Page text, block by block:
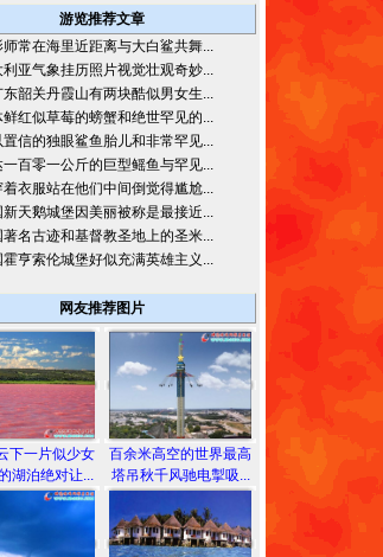
游览推荐文章
师常在海里近距离与大白鲨共舞...
利亚气象挂历照片视觉壮观奇妙...
东韶关丹霞山有两块酷似男女生...
鲜红似草莓的螃蟹和绝世罕见的...
置信的独眼鲨鱼胎儿和非常罕见...
一百零一公斤的巨型鳐鱼与罕见...
着衣服站在他们中间倒觉得尴尬...
新天鹅城堡因美丽被称是最接近...
著名古迹和基督教圣地上的圣米...
霍亨索伦城堡好似充满英雄主义...
网友推荐图片
下一片似少女
湖泊绝对让...
百余米高空的世界最高
塔吊秋千风驰电掣吸...